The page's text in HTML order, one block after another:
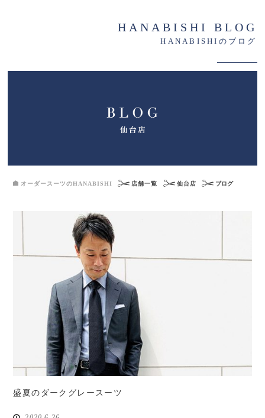
HANABISHI BLOG
HANABISHIのブログ
オーダースーツのHANABISHI 店舗一覧 仙台店 ブログ
盛夏のダークグレースーツ